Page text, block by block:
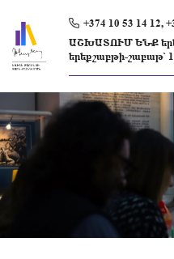
content
+374 10 53 14 12,
ԱՇԽԱՏՈՒՄ ԵՆՔ
երեքշաբթի-շաբաթ՝